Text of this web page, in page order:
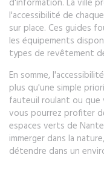
d'information. La ville
l'accessibilité de
sur place. Ces guides
les équipements
types de revêtement
En somme,
plus qu'une simple
fauteuil roulant ou que
vous pourrez profiter
espaces verts de
immerger dans la
détendre dans un